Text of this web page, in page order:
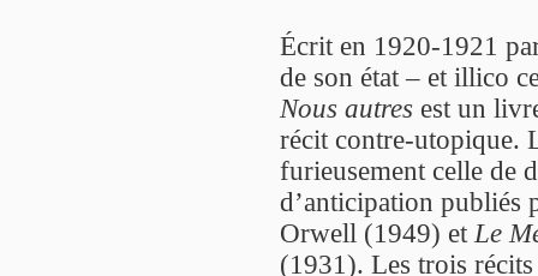
Écrit en 1920-1921
de son état – et illico
Nous autres est un
récit contre-utopique.
furieusement celle de
d’anticipation publiés
Orwell (1949) et Le
(1931). Les trois